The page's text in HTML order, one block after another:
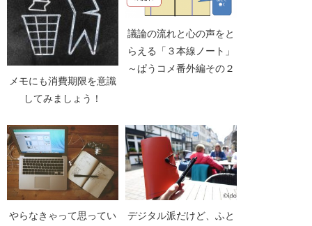
メモにも消費期限を意識
してみましょう！
議論の流れと心の声をと
らえる「３本線ノート」
～ぱうコメ番外編その２
やらなきゃって思ってい
デジタル派だけど、ふと